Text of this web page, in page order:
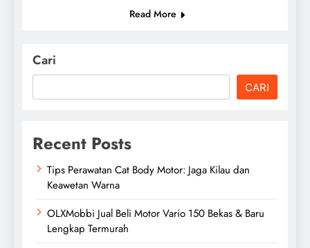
Read More
Cari
CARI
Recent Posts
Tips Perawatan Cat Body Motor: Jaga Kilau dan
Keawetan Warna
OLXMobbi Jual Beli Motor Vario 150 Bekas & Baru
Lengkap Termurah